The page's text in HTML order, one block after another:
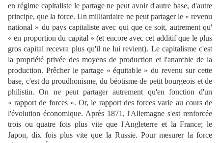
en régime capitaliste le partage ne peut avoir d'autre base, d'autre
principe, que la force. Un milliardaire ne peut partager le « revenu
national » du pays capitaliste avec qui que ce soit, autrement qu'
« en proportion du capital » (et encore avec cet additif que le plus
gros capital recevra plus qu'il ne lui revient). Le capitalisme c'est
la propriété privée des moyens de production et l'anarchie de la
production. Prêcher le partage « équitable » du revenu sur cette
base, c'est du proudhonisme, du béotisme de petit bourgeois et de
philistin. On ne peut partager autrement qu'en fonction d'un
« rapport de forces ». Or, le rapport des forces varie au cours de
l'évolution économique. Après 1871, l'Allemagne s'est renforcée
trois ou quatre fois plus vite que l'Angleterre et la France; le
Japon, dix fois plus vite que la Russie. Pour mesurer la force